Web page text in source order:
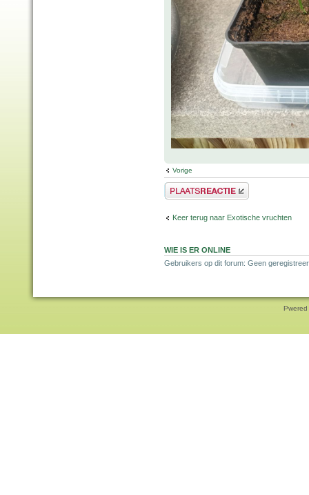
Vorige
Plaats een reactie
Keer terug naar Exotische vruchten
WIE IS ER ONLINE
Gebruikers op dit forum: Geen